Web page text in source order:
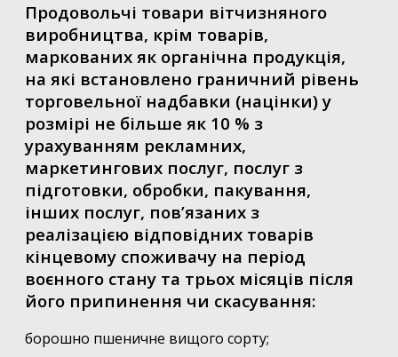
Продовольчі товари вітчизняного
виробництва, крім товарів,
маркованих як органічна продукція,
на які встановлено граничний рівень
торговельної надбавки (націнки) у
розмірі не більше як 10 % з
урахуванням рекламних,
маркетингових послуг, послуг з
підготовки, обробки, пакування,
інших послуг, пов’язаних з
реалізацією відповідних товарів
кінцевому споживачу на період
воєнного стану та трьох місяців після
його припинення чи скасування:
борошно пшеничне вищого сорту;